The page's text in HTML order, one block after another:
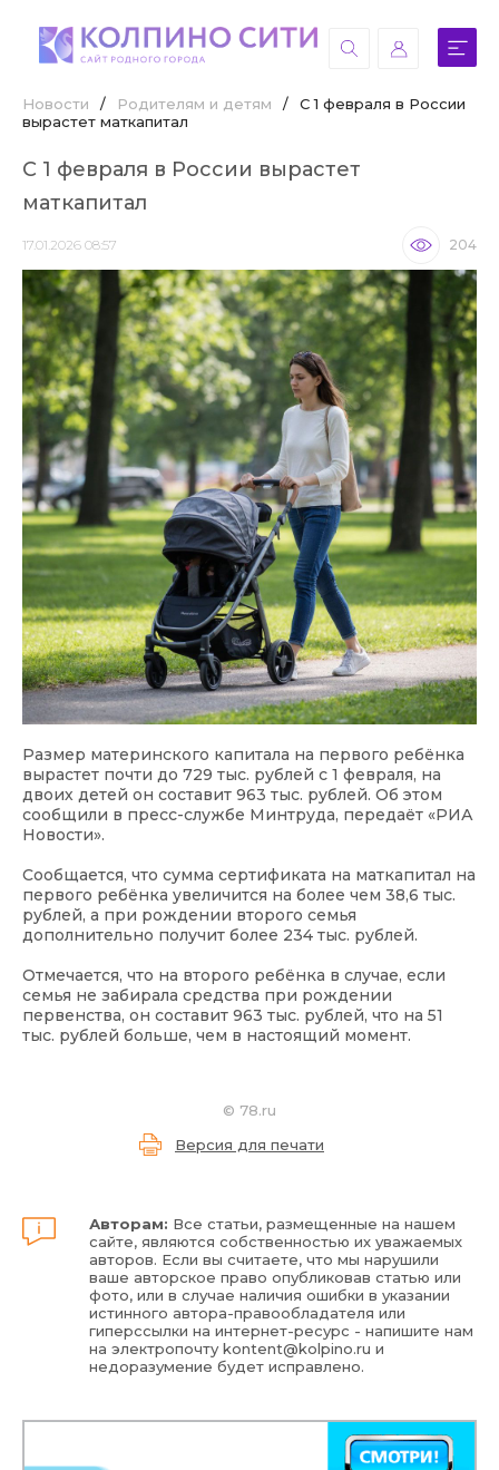
Новости / Родителям и детям /
С 1 февраля в России
вырастет маткапитал
С 1 февраля в России вырастет
маткапитал
17.01.2026 08:57 204
Размер материнского капитала на первого ребёнка
вырастет почти до 729 тыс. рублей с 1 февраля, на
двоих детей он составит 963 тыс. рублей. Об этом
сообщили в пресс-службе Минтруда, передаёт «РИА
Новости».
Сообщается, что сумма сертификата на маткапитал на
первого ребёнка увеличится на более чем 38,6 тыс.
рублей, а при рождении второго семья
дополнительно получит более 234 тыс. рублей.
Отмечается, что на второго ребёнка в случае, если
семья не забирала средства при рождении
первенства, он составит 963 тыс. рублей, что на 51
тыс. рублей больше, чем в настоящий момент.
© 78.ru
Версия для печати
Авторам: Все статьи, размещенные на нашем
сайте, являются собственностью их уважаемых
авторов. Если вы считаете, что мы нарушили
ваше авторское право опубликовав статью или
фото, или в случае наличия ошибки в указании
истинного автора-правообладателя или
гиперссылки на интернет-ресурс - напишите нам
на электропочтуkontent@kolpino.ru и
недоразумение будет исправлено.